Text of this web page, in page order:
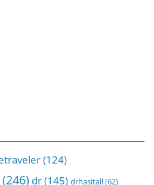
(124)
(246) dr(145) drhasitall(62)